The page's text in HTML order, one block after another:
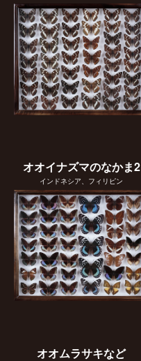
オオイナズマのなかま2
インドネシア、フィリピン
オオムラサキなど